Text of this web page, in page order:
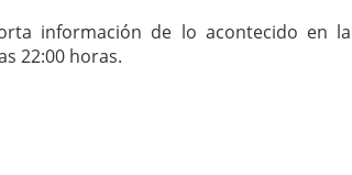
información de lo acontecido en la
22:00 horas.